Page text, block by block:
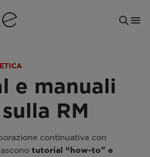
e manuali
RM
continuativa con
tutorial “how-to” e